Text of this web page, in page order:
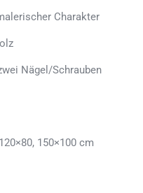
Charakter
Nägel/Schrauben
150×100 cm